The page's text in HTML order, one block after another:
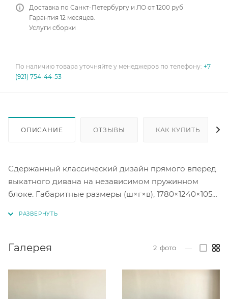
Доставка по Санкт-Петербургу и ЛО от 1200 руб
Гарантия 12 месяцев.
Услуги сборки
По наличию товара уточняйте у менеджеров по телефону: +7
(921) 754-44-53
ОПИСАНИЕ ОТЗЫВЫ КАК КУПИТЬ
Сдержанный классический дизайн прямого вперед
выкатного дивана на независимом пружинном
блоке. Габаритные размеры (ш×г×в), 1780×1240×1050
Галерея 2 фото